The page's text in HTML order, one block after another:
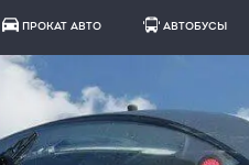
ПРОКАТ АВТО АВТОБУСЫ